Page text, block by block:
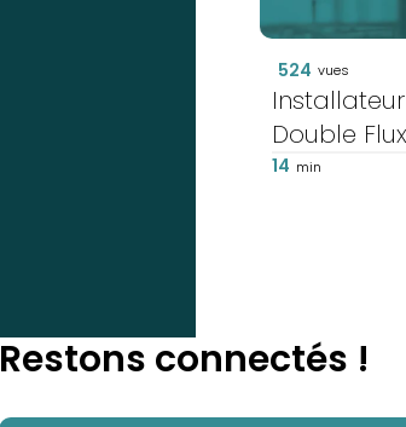
524 vues
Double Flux
14 min
Restons connectés !